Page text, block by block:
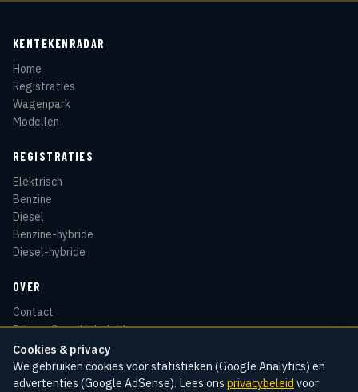
Cookies & privacy
We gebruiken cookies voor statistieken (Google Analytics) en
advertenties (Google AdSense). Lees ons privacybeleid voor
KENTEKENRADAR
Home
Registraties
Wagenpark
Modellen
REGISTRATIES
Elektrisch
Benzine
Diesel
Benzine-hybride
Diesel-hybride
OVER
Contact
Privacy & cookiebeleid
Disclaimer
Sitemap